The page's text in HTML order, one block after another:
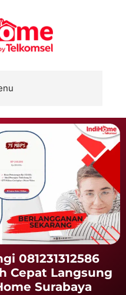
081231312586
Cepat Langsung
Surabaya